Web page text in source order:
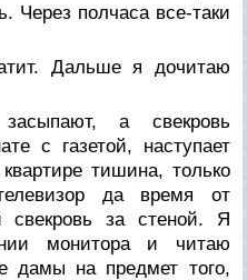
Через полчаса все-таки
Дальше я дочитаю
а свекровь
с газетой, наступает
тишина, только
да время от
свекровь за стеной. Я
монитора и читаю
дамы на предмет того,